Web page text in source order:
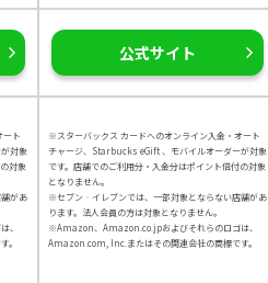
公式サイト
ート
対象
対象
があ
、
。
※スターバックス カードへのオンライン入金・オート
チャージ、Starbucks eGift 、モバイルオーダーが対象
です。店舗でのご利用分・入金分はポイント倍付の対象
となりません。
※セブン‐イレブンでは、一部対象とならない店舗があ
ります。法人会員の方は対象となりません。
※Amazon、Amazon.co.jpおよびそれらのロゴは、
Amazon.com, Inc.またはその関連会社の商標です。